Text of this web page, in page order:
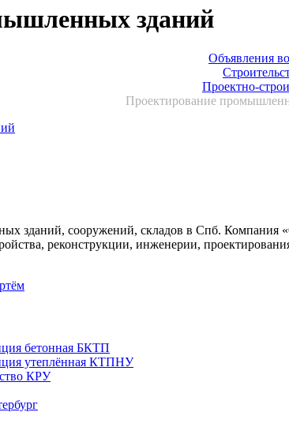
зданий
Объявления
Проектно-
Проектирование
зданий, сооружений, складов в Спб. Компания
реконструкции, инженерии,
бетонная БКТП
утеплённая КТПНУ
КРУ